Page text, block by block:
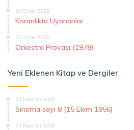
20 Ocak 2026
Karanlıkta Uyananlar
20 Ocak 2026
Orkestra Provası (1978)
Yeni Eklenen Kitap ve Dergiler
23 Haziran 2026
Sinema sayı 8 (15 Ekim 1956)
23 Haziran 2026